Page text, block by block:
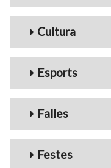
Cultura
Esports
Falles
Festes